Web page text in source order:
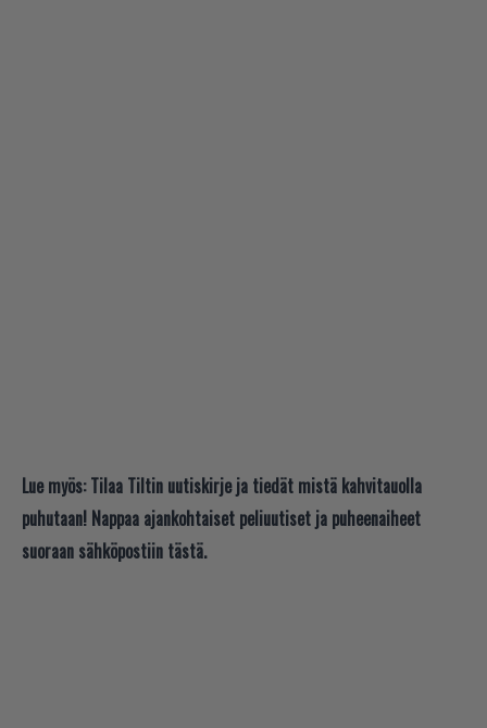
Lue myös: Tilaa Tiltin uutiskirje ja tiedät mistä kahvitauolla
puhutaan! Nappaa ajankohtaiset peliuutiset ja puheenaiheet
suoraan sähköpostiin tästä.